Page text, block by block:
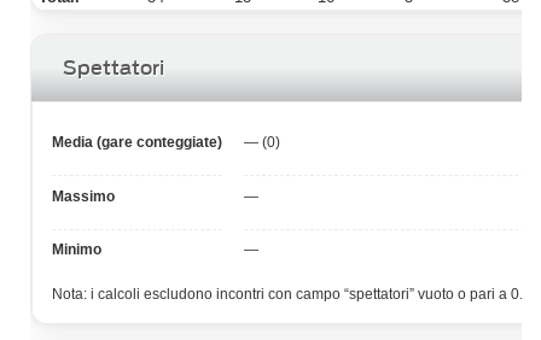
Spettatori
Media (gare conteggiate) — (0)
Massimo —
Minimo —
Nota: i calcoli escludono incontri con campo “spettatori” vuoto o pari a 0.